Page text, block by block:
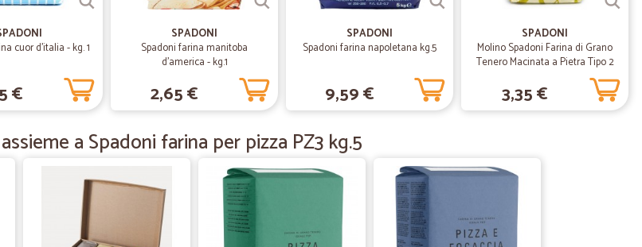
20/10/2020
—Carlo P.
pienamente soddisfatto del prodotto e…
pienamente soddisfatto del prodotto e servizio
—Rosalba V.
Tempistiche velocissime (visto il…
Tempistiche velocissime (visto il periodo particolare in cui ci troviamo) e molta cortesia e
disponibilitù anche con corrispondenza online. Ottimo sito per fare la spesa. Lo consiglio a
cuor d'italia - kg. 1
€
SPADONI
Spadoni farina manitoba
d'america - kg.1
2,65 €
SPADONI
Spadoni farina napoletana kg.5
9,59 €
SPADONI
Molino Spadoni Farina di Grano
Tenero Macinata a Pietra Tipo 2
3,35 €
a Spadoni farina per pizza PZ3 kg.5